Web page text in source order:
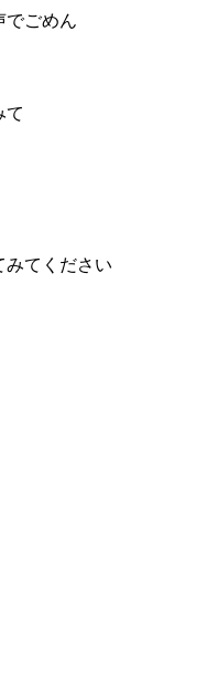
でごめん
て
みてください